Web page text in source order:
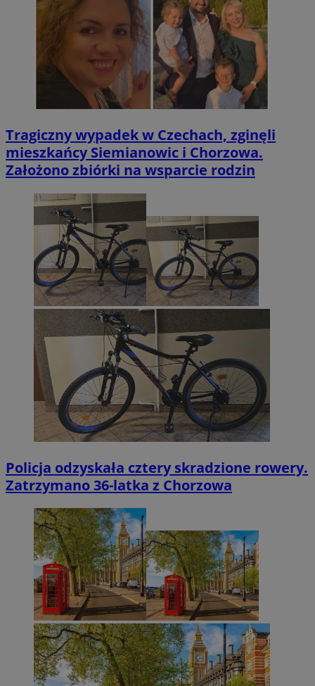
Tragiczny wypadek w Czechach, zginęli
mieszkańcy Siemianowic i Chorzowa.
Założono zbiórki na wsparcie rodzin
Policja odzyskała cztery skradzione rowery.
Zatrzymano 36-latka z Chorzowa